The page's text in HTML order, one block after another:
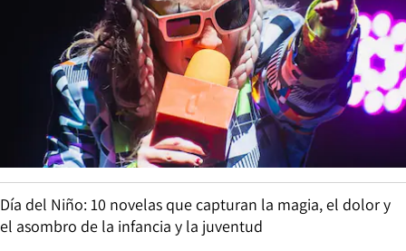
Día del Niño: 10 novelas que capturan la magia, el dolor y
el asombro de la infancia y la juventud